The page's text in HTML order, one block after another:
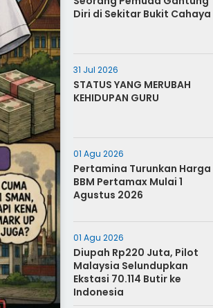
Diri di Sekitar Bukit Cahaya
31 Jul 2026
STATUS YANG MERUBAH
KEHIDUPAN GURU
01 Agu 2026
Pertamina Turunkan Harga
BBM Pertamax Mulai 1
Agustus 2026
01 Agu 2026
Diupah Rp220 Juta, Pilot
Malaysia Selundupkan
Ekstasi 70.114 Butir ke
Indonesia